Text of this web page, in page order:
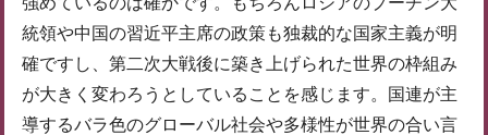
統領や中国の習近平主席の政策も独裁的な国家主義が明
確ですし、第二次大戦後に築き上げられた世界の枠組み
が大きく変わろうとしていることを感じます。国連が主
導するバラ色のグローバル社会や多様性が世界の合い言